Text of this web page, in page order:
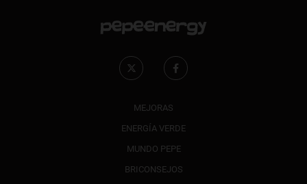
MEJORAS
ENERGÍA VERDE
MUNDO PEPE
BRICONSEJOS